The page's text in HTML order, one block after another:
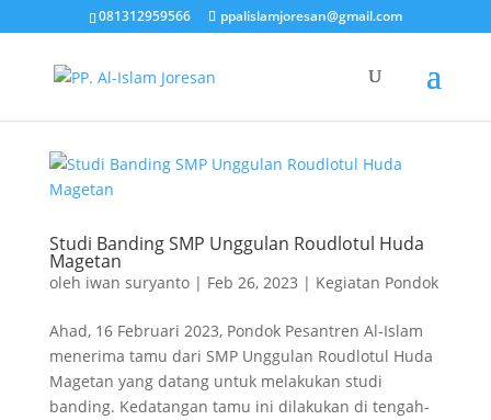
081312959566 ppalislamjoresan@gmail.com
Studi Banding SMP Unggulan Roudlotul Huda
Magetan
oleh iwan suryanto| Feb 26, 2023 | Kegiatan Pondok
Ahad, 16 Februari 2023, Pondok Pesantren Al-Islam
menerima tamu dari SMP Unggulan Roudlotul Huda
Magetan yang datang untuk melakukan studi
banding. Kedatangan tamu ini dilakukan di tengah-